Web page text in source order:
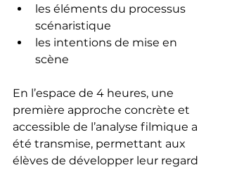
les éléments du processus
scénaristique
les intentions de mise en
scène
En l’espace de 4 heures, une
première approche concrète et
accessible de l’analyse filmique a
été transmise, permettant aux
élèves de développer leur regard